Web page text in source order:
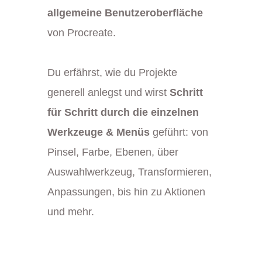
allgemeine Benutzeroberfläche
von Procreate.
Du erfährst, wie du Projekte
generell anlegst und wirst Schritt
für Schritt durch die einzelnen
Werkzeuge & Menüsgeführt: von
Pinsel, Farbe, Ebenen, über
Auswahlwerkzeug, Transformieren,
Anpassungen, bis hin zu Aktionen
und mehr.